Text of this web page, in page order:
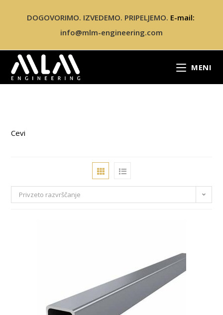
DOGOVORIMO. IZVEDEMO. PRIPELJEMO. E-mail:
info@mlm-engineering.com
MENI
Cevi
Privzeto razvrščanje